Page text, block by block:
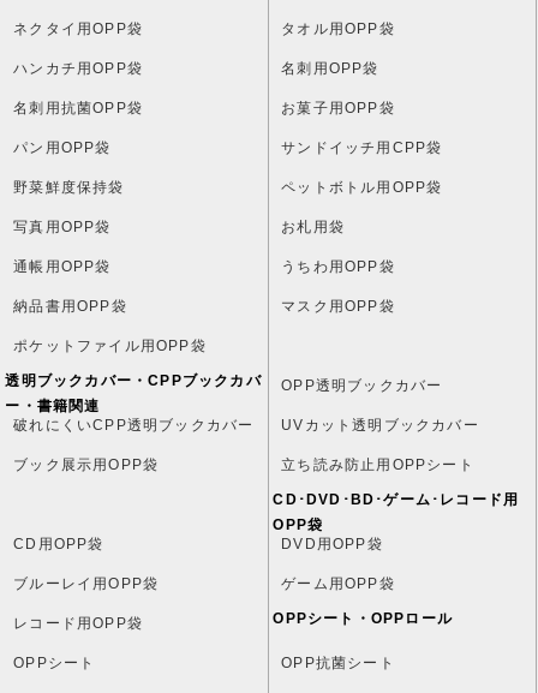
ネクタイ用OPP袋 タオル用OPP袋
ハンカチ用OPP袋 名刺用OPP袋
名刺用抗菌OPP袋 お菓子用OPP袋
パン用OPP袋 サンドイッチ用CPP袋
野菜鮮度保持袋 ペットボトル用OPP袋
写真用OPP袋 お札用袋
通帳用OPP袋 うちわ用OPP袋
納品書用OPP袋 マスク用OPP袋
ポケットファイル用OPP袋
透明ブックカバー・CPPブックカバ
ー・書籍関連
OPP透明ブックカバー
破れにくいCPP透明ブックカバー UVカット透明ブックカバー
ブック展示用OPP袋 立ち読み防止用OPPシート
CD･DVD･BD･ゲーム･レコード用
OPP袋
CD用OPP袋
DVD用OPP袋
ブルーレイ用OPP袋 ゲーム用OPP袋
レコード用OPP袋 OPPシート・OPPロール
OPPシート OPP抗菌シート